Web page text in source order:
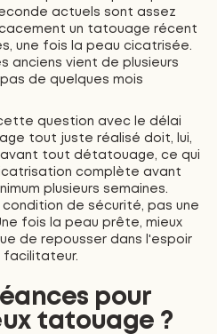
actuels sont assez
un tatouage récent
une fois la peau cicatrisée.
anciens vient de plusieurs
de quelques mois
question avec le délai
tout juste réalisé doit, lui,
tout détatouage, ce qui
complète avant
plusieurs semaines.
de sécurité, pas une
fois la peau prête, mieux
de repousser dans l'espoir
facilitateur.
pour
tatouage ?